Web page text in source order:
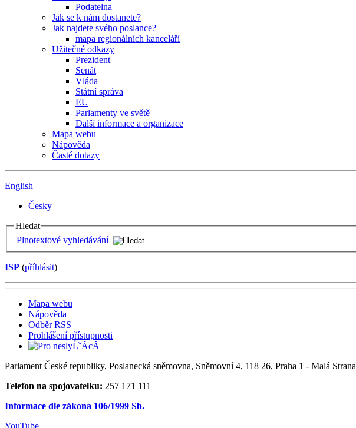
Podatelna
Jak se k nám dostanete?
Jak najdete svého poslance?
mapa regionálních kanceláří
Užitečné odkazy
Prezident
Senát
Vláda
Státní správa
EU
Parlamenty ve světě
Další informace a organizace
Mapa webu
Nápověda
Časté dotazy
English
Česky
Hledat
Plnotextové vyhledávání
ISP (příhlásit)
Mapa webu
Nápověda
Odběr RSS
Prohlášení přístupnosti
Parlament České republiky, Poslanecká sněmovna, Sněmovní 4, 118 26, Praha 1 - Malá Strana
Telefon na spojovatelku: 257 171 111
Informace dle zákona 106/1999 Sb.
YouTube